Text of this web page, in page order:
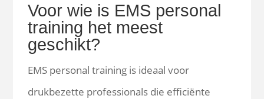
Voor wie is EMS personal
training het meest
geschikt?
EMS personal training is ideaal voor
drukbezette professionals die efficiënte